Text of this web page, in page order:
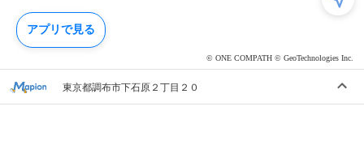
© ONE COMPATH © GeoTechnologies Inc.
東京都調布市下石原２丁目２０
アプリで見る